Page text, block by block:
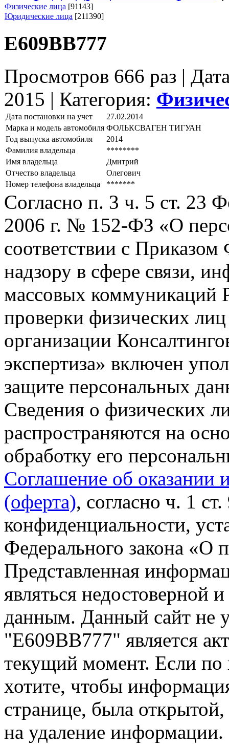
Физические лица [91143]
Юридические лица [211390]
Е609ВВ777
Просмотров 666 раз |
2015 | Категория:
Дата постановки на учет
27.02.2014
Марка и модель автомобиля ФОЛЬКСВАГЕН ТИГУАН
Год выпуска автомобиля
2014
Фамилия владельца
********
Имя владельца
Дмитрий
Отчество владельца
Олегович
Номер телефона владельца
*******
Согласно п. 3 ч. 5 ст. 23
2006 г. № 152-ФЗ «О
соответствии с
надзору в сфере связи,
массовых коммуникаций
проверки физических
организации
экспертиза» включен
защите персональных
Сведения о физических
распространяются на
обработку его
Соглашение об оказании
(оферта), согласно ч. 1
конфиденциальности,
Федерального закона «О
Представленная
являться недостоверной
данным. Данный сайт не
"Е609ВВ777" является
текущий момент. Если
хотите, чтобы
странице, была открытой,
на удаление информации.